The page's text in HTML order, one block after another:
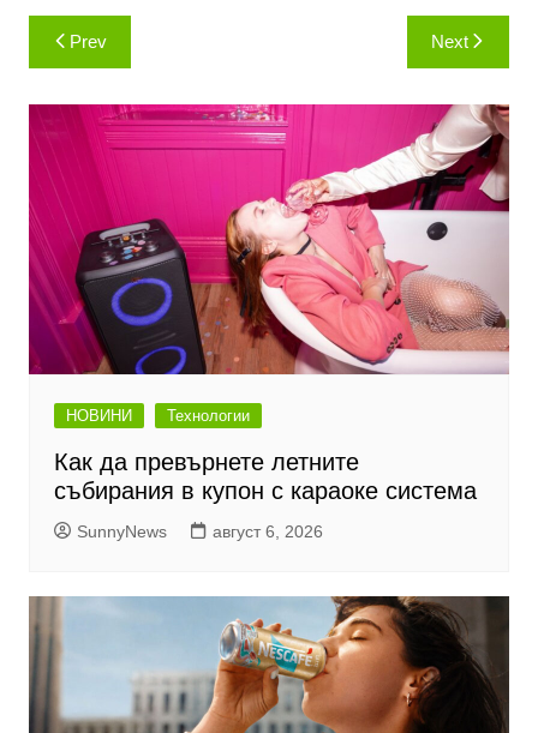
Навигация
Prev Next
НОВИНИ Технологии
Как да превърнете летните
събирания в купон с караоке система
SunnyNews август 6, 2026